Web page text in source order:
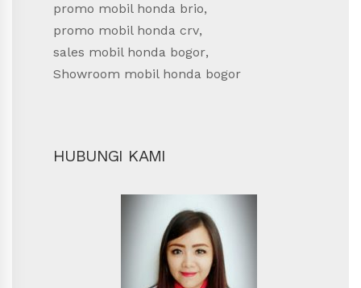
promo mobil honda brio,
promo mobil honda crv,
sales mobil honda bogor,
Showroom mobil honda bogor
HUBUNGI KAMI